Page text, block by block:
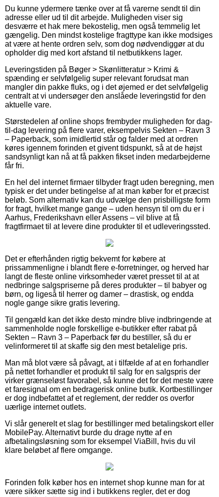
Du kunne ydermere tænke over at få varerne sendt til din
adresse eller ud til dit arbejde. Muligheden viser sig
desværre et hak mere bekostelig, men også temmelig let
gængelig. Den mindst kostelige fragttype kan ikke modsiges
at være at hente ordren selv, som dog nødvendiggør at du
opholder dig med kort afstand til netbutikkens lager.
Leveringstiden på Bøger > Skønlitteratur > Krimi &
spænding er selvfølgelig super relevant forudsat man
mangler din pakke fluks, og i det øjemed er det selvfølgelig
centralt at vi undersøger den anslåede leveringstid for den
aktuelle vare.
Størstedelen af online shops frembyder muligheden for dag-
til-dag levering på flere varer, eksempelvis Sekten – Ravn 3
– Paperback, som imidlertid står og falder med at ordren
køres igennem forinden et givent tidspunkt, så at de højst
sandsynligt kan nå at få pakken fikset inden medarbejderne
får fri.
En hel del internet firmaer tilbyder fragt uden beregning, men
typisk er det under betingelse af at man køber for et præcist
beløb. Som alternativ kan du udvælge den prisbilligste form
for fragt, hvilket mange gange – uden hensyn til om du er i
Aarhus, Frederikshavn eller Assens – vil blive at få
fragtfirmaet til at levere dine produkter til et udleveringssted.
Det er efterhånden rigtig bekvemt for købere at
prissammenligne i blandt flere e-forretninger, og herved har
langt de fleste online virksomheder været presset til at at
nedbringe salgspriserne på deres produkter – til babyer og
børn, og ligeså til herrer og damer – drastisk, og endda
nogle gange sikre gratis levering.
Til gengæld kan det ikke desto mindre blive indbringende at
sammenholde nogle forskellige e-butikker efter rabat på
Sekten – Ravn 3 – Paperback før du bestiller, så du er
velinformeret til at skaffe sig den mest betalelige pris.
Man må blot være så påvagt, at i tilfælde af at en forhandler
på nettet forhandler et produkt til salg for en salgspris der
virker grænseløst favorabel, så kunne det for det meste være
et faresignal om en bedragerisk online butik. Kortbestillinger
er dog indbefattet af et reglement, der redder os overfor
uærlige internet outlets.
Vi slår generelt et slag for bestillinger med betalingskort eller
MobilePay. Alternativt burde du drage nytte af en
afbetalingsløsning som for eksempel ViaBill, hvis du vil
klare beløbet af flere omgange.
Forinden folk køber hos en internet shop kunne man for at
være sikker sætte sig ind i butikkens regler, det er dog